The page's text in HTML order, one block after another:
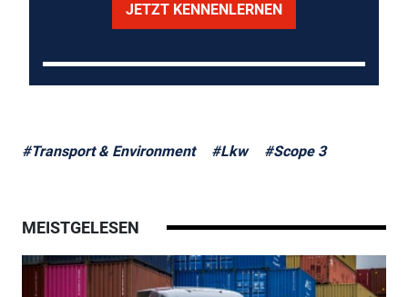
JETZT KENNENLERNEN
#Transport & Environment #Lkw #Scope 3
MEISTGELESEN